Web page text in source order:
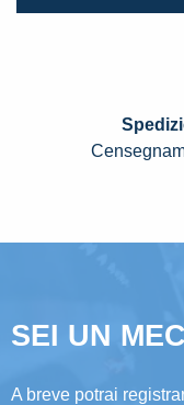
SEI UN
A breve potrai